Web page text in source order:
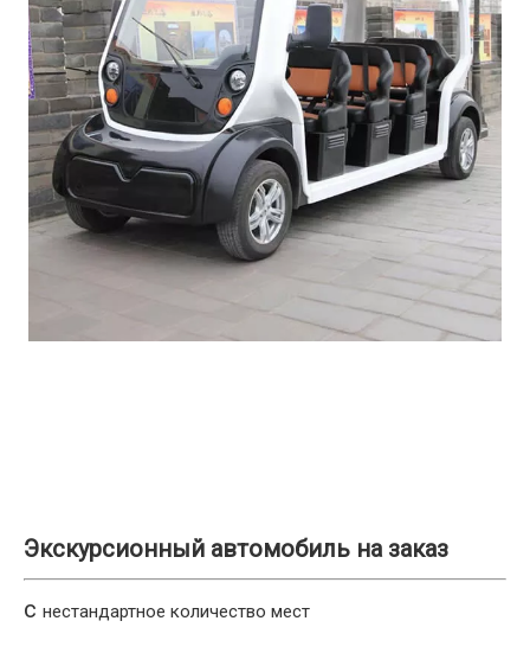
Экскурсионный автомобиль на заказ
c нестандартное количество мест